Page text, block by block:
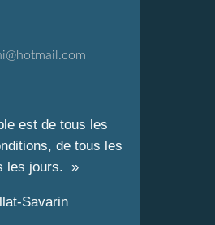
est de tous les
de tous les
les jours. »
Savarin